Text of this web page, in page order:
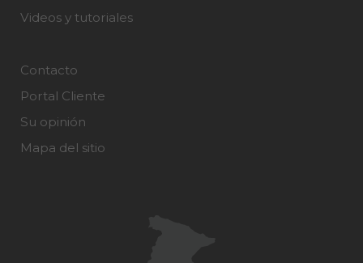
Videos y tutoriales
Contacto
Portal Cliente
Su opinión
Mapa del sitio